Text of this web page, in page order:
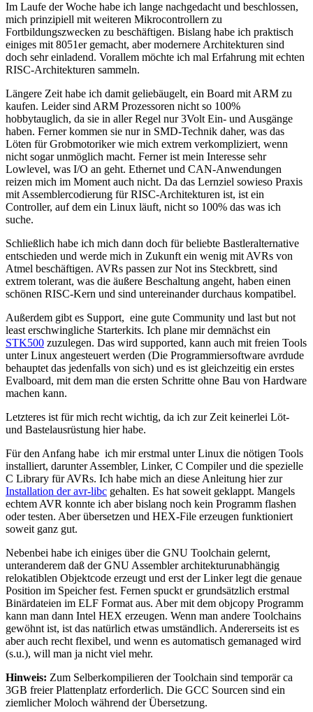
Im Laufe der Woche habe ich lange nachgedacht und beschlossen,
mich prinzipiell mit weiteren Mikrocontrollern zu
Fortbildungszwecken zu beschäftigen. Bislang habe ich praktisch
einiges mit 8051er gemacht, aber modernere Architekturen sind
doch sehr einladend. Vorallem möchte ich mal Erfahrung mit echten
RISC-Architekturen sammeln.
Längere Zeit habe ich damit geliebäugelt, ein Board mit ARM zu
kaufen. Leider sind ARM Prozessoren nicht so 100%
hobbytauglich, da sie in aller Regel nur 3Volt Ein- und Ausgänge
haben. Ferner kommen sie nur in SMD-Technik daher, was das
Löten für Grobmotoriker wie mich extrem verkompliziert, wenn
nicht sogar unmöglich macht. Ferner ist mein Interesse sehr
Lowlevel, was I/O an geht. Ethernet und CAN-Anwendungen
reizen mich im Moment auch nicht. Da das Lernziel sowieso Praxis
mit Assemblercodierung für RISC-Architekturen ist, ist ein
Controller, auf dem ein Linux läuft, nicht so 100% das was ich
suche.
Schließlich habe ich mich dann doch für beliebte Bastleralternative
entschieden und werde mich in Zukunft ein wenig mit AVRs von
Atmel beschäftigen. AVRs passen zur Not ins Steckbrett, sind
extrem tolerant, was die äußere Beschaltung angeht, haben einen
schönen RISC-Kern und sind untereinander durchaus kompatibel.
Außerdem gibt es Support, eine gute Community und last but not
least erschwingliche Starterkits. Ich plane mir demnächst ein
STK500 zuzulegen. Das wird supported, kann auch mit freien Tools
unter Linux angesteuert werden (Die Programmiersoftware avrdude
behauptet das jedenfalls von sich) und es ist gleichzeitig ein erstes
Evalboard, mit dem man die ersten Schritte ohne Bau von Hardware
machen kann.
Letzteres ist für mich recht wichtig, da ich zur Zeit keinerlei Löt-
und Bastelausrüstung hier habe.
Für den Anfang habe ich mir erstmal unter Linux die nötigen Tools
installiert, darunter Assembler, Linker, C Compiler und die spezielle
C Library für AVRs. Ich habe mich an diese Anleitung hier zur
Installation der avr-libc gehalten. Es hat soweit geklappt. Mangels
echtem AVR konnte ich aber bislang noch kein Programm flashen
oder testen. Aber übersetzen und HEX-File erzeugen funktioniert
soweit ganz gut.
Nebenbei habe ich einiges über die GNU Toolchain gelernt,
unteranderem daß der GNU Assembler architekturunabhängig
relokatiblen Objektcode erzeugt und erst der Linker legt die genaue
Position im Speicher fest. Fernen spuckt er grundsätzlich erstmal
Binärdateien im ELF Format aus. Aber mit dem objcopy Programm
kann man dann Intel HEX erzeugen. Wenn man andere Toolchains
gewöhnt ist, ist das natürlich etwas umständlich. Andererseits ist es
aber auch recht flexibel, und wenn es automatisch gemanaged wird
(s.u.), will man ja nicht viel mehr.
Hinweis: Zum Selberkompilieren der Toolchain sind temporär ca
3GB freier Plattenplatz erforderlich. Die GCC Sourcen sind ein
ziemlicher Moloch während der Übersetzung.